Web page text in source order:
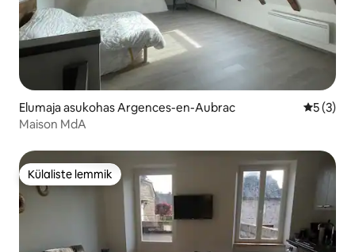
Elumaja asukohas Argences-en-Aubrac
5 (3)
Maison MdA
Külaliste lemmik
Külaliste lemmik